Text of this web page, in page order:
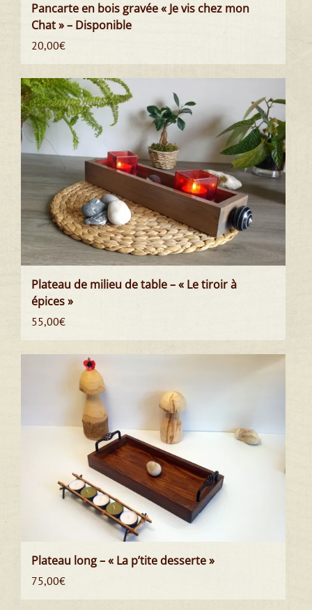
Pancarte en bois gravée « Je vis chez mon
Chat » – Disponible
20,00€
Plateau de milieu de table – « Le tiroir à
épices »
55,00€
Plateau long – « La p’tite desserte »
75,00€